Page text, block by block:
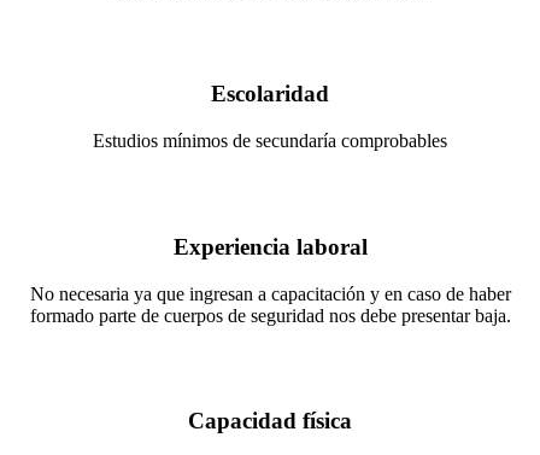
Escolaridad
Estudios mínimos de secundaría comprobables
Experiencia laboral
No necesaria ya que ingresan a capacitación y en caso de haber
formado parte de cuerpos de seguridad nos debe presentar baja.
Capacidad física